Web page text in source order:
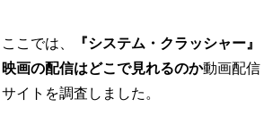
ここでは、
『システム・クラッシャー』
映画の配信はどこで見れるのか動画配信
サイトを調査しました。